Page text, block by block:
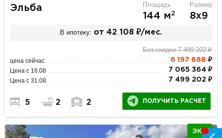
Эльба Площадь
144 м2
Размер
8х9
В ипотеку: от 42 108 ₽/мес.
Без скидки 7 499 202 ₽
цена сейчас 6 197 688 ₽
Цена с 16.08 7 065 364 ₽
Цена с 31.08 7 499 202 ₽
5 2 2 ПОЛУЧИТЬ РАСЧЕТ
ЭКО